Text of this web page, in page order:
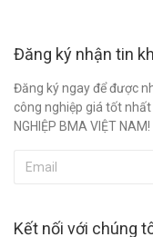
Đăng ký nhận tin
Đăng ký ngay để được
công nghiệp giá tốt nhất
NGHIỆP BMA VIỆT NAM!
Kết nối với chúng